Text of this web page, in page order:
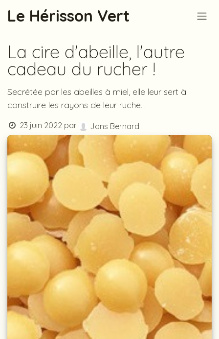
Se rendre au contenu
Le Hérisson Vert
La cire d'abeille, l'autre
cadeau du rucher !
Secrétée par les abeilles à miel, elle leur sert à
construire les rayons de leur ruche…
23 juin 2022 par Jans Bernard